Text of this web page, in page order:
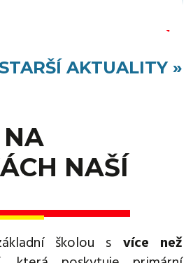
STARŠÍ AKTUALITY »
NAŠÍ
školou s více než